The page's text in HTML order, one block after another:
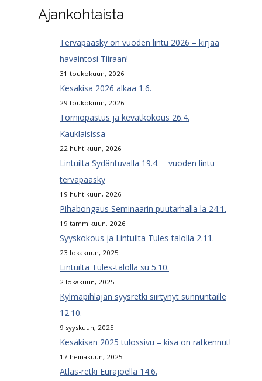
Ajankohtaista
Tervapääsky on vuoden lintu 2026 – kirjaa
havaintosi Tiiraan!
31 toukokuun, 2026
Kesäkisa 2026 alkaa 1.6.
29 toukokuun, 2026
Torniopastus ja kevätkokous 26.4.
Kauklaisissa
22 huhtikuun, 2026
Lintuilta Sydäntuvalla 19.4. – vuoden lintu
tervapääsky
19 huhtikuun, 2026
Pihabongaus Seminaarin puutarhalla la 24.1.
19 tammikuun, 2026
Syyskokous ja Lintuilta Tules-talolla 2.11.
23 lokakuun, 2025
Lintuilta Tules-talolla su 5.10.
2 lokakuun, 2025
Kylmäpihlajan syysretki siirtynyt sunnuntaille
12.10.
9 syyskuun, 2025
Kesäkisan 2025 tulossivu – kisa on ratkennut!
17 heinäkuun, 2025
Atlas-retki Eurajoella 14.6.